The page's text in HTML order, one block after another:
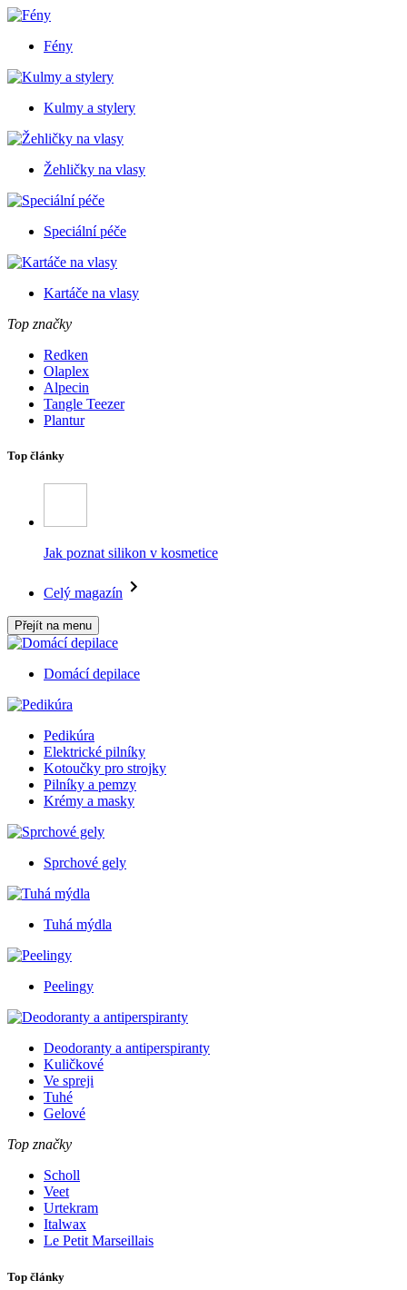
Fény
Kulmy a stylery
Žehličky na vlasy
Speciální péče
Kartáče na vlasy
Top značky
Redken
Olaplex
Alpecin
Tangle Teezer
Plantur
Top články
Jak poznat silikon v kosmetice
Celý magazín
Přejít na menu
Domácí depilace
Pedikúra
Elektrické pilníky
Kotoučky pro strojky
Pilníky a pemzy
Krémy a masky
Sprchové gely
Tuhá mýdla
Peelingy
Deodoranty a antiperspiranty
Kuličkové
Ve spreji
Tuhé
Gelové
Top značky
Scholl
Veet
Urtekram
Italwax
Le Petit Marseillais
Top články